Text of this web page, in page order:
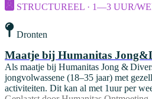
STRUCTUREEL · 1—3 UUR/
Dronten
Maatje bij Humanitas
Als maatje bij Humanitas Jong &
jongvolwassene (18–35 jaar) met
activiteiten. Dit kan al met 1uur per